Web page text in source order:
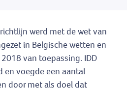
werd met de wet van
in Belgische wetten en
van toepassing. IDD
en voegde een aantal
door met als doel dat